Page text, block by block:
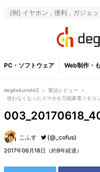
PC・ソフトウェア Web制作・
degitekunote2 > 製品レビュー
>
使わなくなったスマホを万能家電リモコ
こふす (@_cofus)
2017年06月18日（約9年経過）